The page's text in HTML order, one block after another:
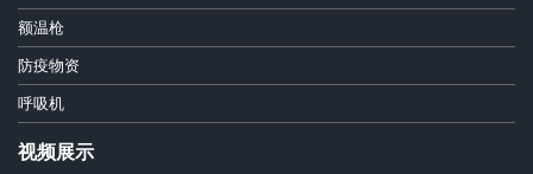
额温枪
防疫物资
呼吸机
视频展示